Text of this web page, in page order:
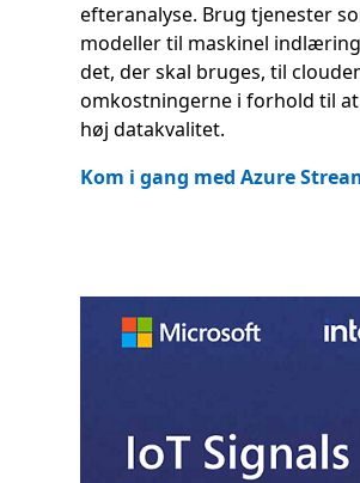
efteranalyse. Brug tjenester
modeller til maskinel
det, der skal bruges, til
omkostningerne i forhold til
høj datakvalitet.
Kom i gang med Azure